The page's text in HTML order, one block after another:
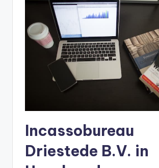
Incassobureau
Driestede B.V. in